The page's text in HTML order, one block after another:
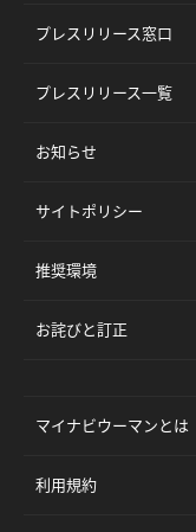
プレスリリース窓口
プレスリリース一覧
お知らせ
サイトポリシー
推奨環境
お詫びと訂正
マイナビウーマンとは
利用規約